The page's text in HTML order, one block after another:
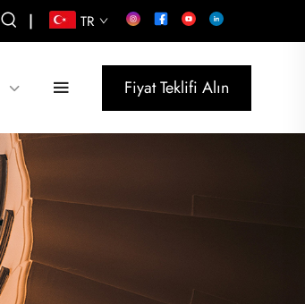
| TR
Fiyat Teklifi Alın